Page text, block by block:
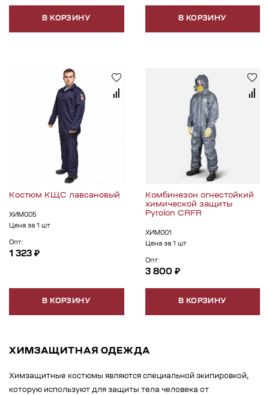
В КОРЗИНУ В КОРЗИНУ
Костюм КЩС лавсановый
ХИМ005
Цена за 1 шт
Опт:
1 323 ₽
В КОРЗИНУ
Комбинезон огнестойкий
химической защиты
Pyrolon CRFR
ХИМ001
Цена за 1 шт
Опт:
3 800 ₽
В КОРЗИНУ
ХИМЗАЩИТНАЯ ОДЕЖДА
Химзащитные костюмы являются специальной экипировкой,
которую используют для защиты тела человека от